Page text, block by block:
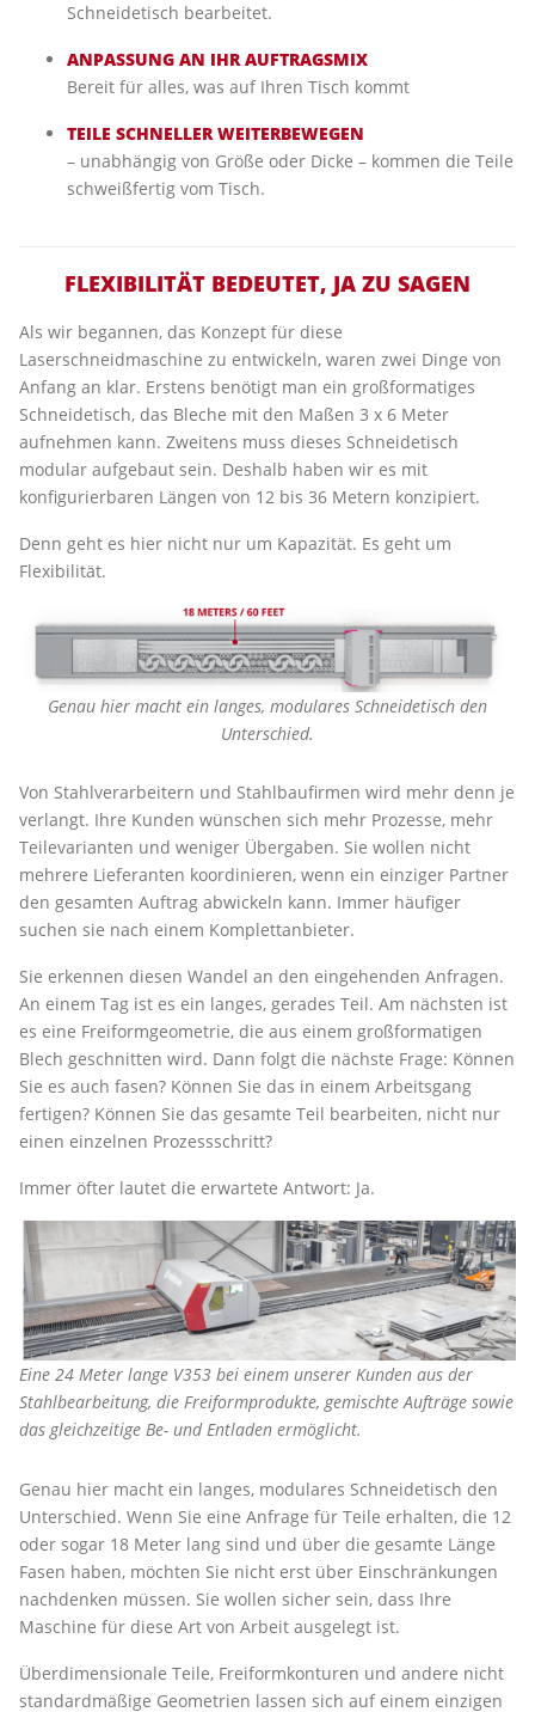
Schneidetisch bearbeitet.
ANPASSUNG AN IHR AUFTRAGSMIX
Bereit für alles, was auf Ihren Tisch kommt
TEILE SCHNELLER WEITERBEWEGEN
– unabhängig von Größe oder Dicke – kommen die Teile
schweißfertig vom Tisch.
FLEXIBILITÄT BEDEUTET, JA ZU SAGEN
Als wir begannen, das Konzept für diese
Laserschneidmaschine zu entwickeln, waren zwei Dinge von
Anfang an klar. Erstens benötigt man ein großformatiges
Schneidetisch, das Bleche mit den Maßen 3 x 6 Meter
aufnehmen kann. Zweitens muss dieses Schneidetisch
modular aufgebaut sein. Deshalb haben wir es mit
konfigurierbaren Längen von 12 bis 36 Metern konzipiert.
Denn geht es hier nicht nur um Kapazität. Es geht um
Flexibilität.
Genau hier macht ein langes, modulares Schneidetisch den
Unterschied.
Von Stahlverarbeitern und Stahlbaufirmen wird mehr denn je
verlangt. Ihre Kunden wünschen sich mehr Prozesse, mehr
Teilevarianten und weniger Übergaben. Sie wollen nicht
mehrere Lieferanten koordinieren, wenn ein einziger Partner
den gesamten Auftrag abwickeln kann. Immer häufiger
suchen sie nach einem Komplettanbieter.
Sie erkennen diesen Wandel an den eingehenden Anfragen.
An einem Tag ist es ein langes, gerades Teil. Am nächsten ist
es eine Freiformgeometrie, die aus einem großformatigen
Blech geschnitten wird. Dann folgt die nächste Frage: Können
Sie es auch fasen? Können Sie das in einem Arbeitsgang
fertigen? Können Sie das gesamte Teil bearbeiten, nicht nur
einen einzelnen Prozessschritt?
Immer öfter lautet die erwartete Antwort: Ja.
Eine 24 Meter lange V353 bei einem unserer Kunden aus der
Stahlbearbeitung, die Freiformprodukte, gemischte Aufträge sowie
das gleichzeitige Be- und Entladen ermöglicht.
Genau hier macht ein langes, modulares Schneidetisch den
Unterschied. Wenn Sie eine Anfrage für Teile erhalten, die 12
oder sogar 18 Meter lang sind und über die gesamte Länge
Fasen haben, möchten Sie nicht erst über Einschränkungen
nachdenken müssen. Sie wollen sicher sein, dass Ihre
Maschine für diese Art von Arbeit ausgelegt ist.
Überdimensionale Teile, Freiformkonturen und andere nicht
standardmäßige Geometrien lassen sich auf einem einzigen